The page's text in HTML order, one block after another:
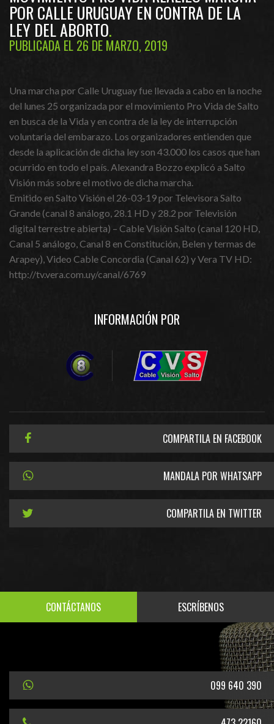
POR CALLE URUGUAY EN CONTRA DE LA
LEY DEL ABORTO
PUBLICADA EL 26 DE MARZO, 2019
Una marcha por Calle Uruguay fue llevada a cabo en la noche
del lunes 25 organizada por el movimiento Pro Vida de Salto
en busca de la Vida y en contra de la ley de interrupción
voluntaria del embarazo. Los organizadores entienden que
desde la aplicación de dicha ley son 43.000 los casos que han
ocurrido en todo el país. Alexandra Bozzo explicó a Salto
Visión más sobre el motivo de dicha marcha.
Emitido en Salto Visión el 26-03-19 por Televisora Salto
Grande (canal 8 análogo, 28.1 HD y 28.2 por Televisión
digital terrestre abierta) – Cable Visión Salto (canal 120 HD,
Canal 5 análogo, Canal 8 en Constitución, Belen y termas de
Arapey), Video Cable Concordia (Canal 62) y Vera TV HD:
http://tv.vera.com.uy/canal/6769
INFORMACIÓN POR
COMPARTILA EN FACEBOOK
MANDALA POR WHATSAPP
COMPARTILA EN TWITTER
CONTÁCTANOS ESCRÍBENOS
099 640 390